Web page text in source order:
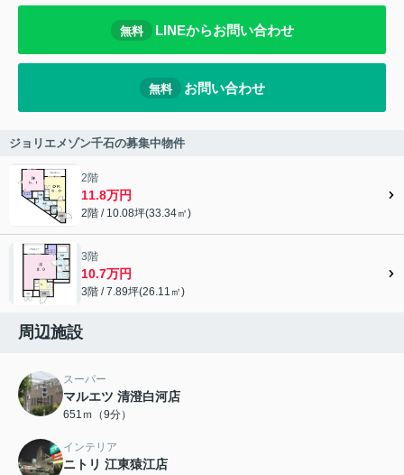
無料 LINEからお問い合わせ
無料 お問い合わせ
ジョリエメゾン千石の募集中物件
2階
11.8万円
2階 / 10.08坪(33.34㎡)
3階
10.7万円
3階 / 7.89坪(26.11㎡)
周辺施設
スーパー
マルエツ 清澄白河店
651ｍ（9分）
インテリア
ニトリ 江東猿江店